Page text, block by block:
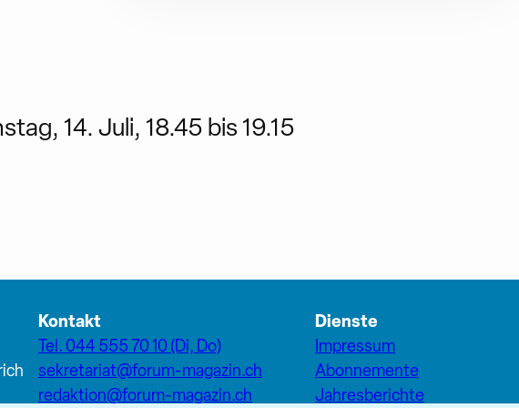
14. Juli, 18.45 bis 19.15
Kontakt
Tel. 044 555 70 10 (Di, Do)
sekretariat@forum-magazin.ch
redaktion@forum-magazin.ch
Dienste
Impressum
Abonnemente
Jahresberichte